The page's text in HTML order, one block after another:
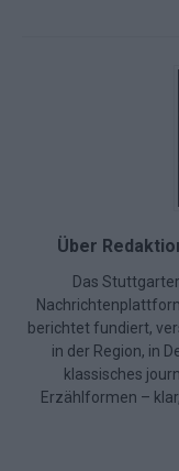
Über
Das
berichtet fundiert,
in der Region, in
klassisches
Erzählformen –